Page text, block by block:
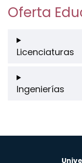
Oferta
Licenciaturas
Ingenierías